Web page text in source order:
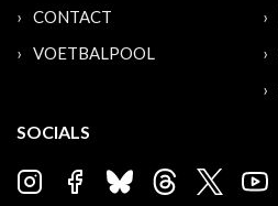
CONTACT
VOETBALPOOL
SOCIALS